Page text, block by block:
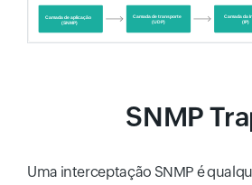
SNMP
Uma interceptação SNMP é